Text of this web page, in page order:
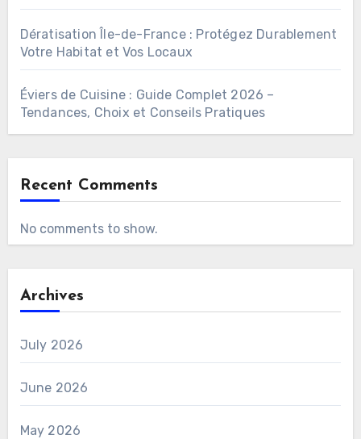
Dératisation Île-de-France : Protégez Durablement
Votre Habitat et Vos Locaux
Éviers de Cuisine : Guide Complet 2026 –
Tendances, Choix et Conseils Pratiques
Recent Comments
No comments to show.
Archives
July 2026
June 2026
May 2026